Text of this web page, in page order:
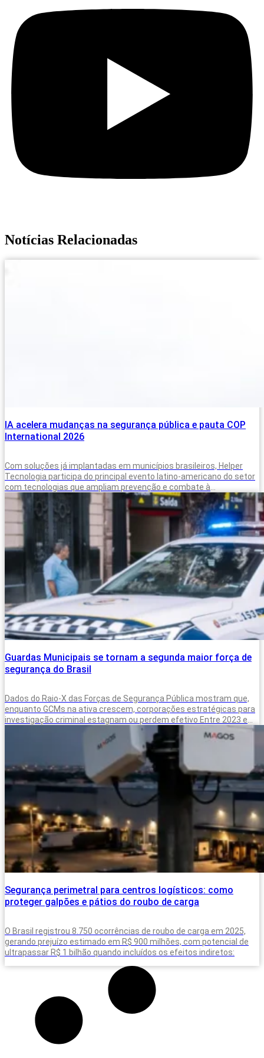
Notícias Relacionadas
IA acelera mudanças na segurança pública e pauta COP
International 2026
Com soluções já implantadas em municípios brasileiros, Helper
Tecnologia participa do principal evento latino-americano do setor
com tecnologias que ampliam prevenção e combate à
criminalidade A inteligência artificial deixou de
Guardas Municipais se tornam a segunda maior força de
segurança do Brasil
Dados do Raio-X das Forças de Segurança Pública mostram que,
enquanto GCMs na ativa crescem, corporações estratégicas para
investigação criminal estagnam ou perdem efetivo Entre 2023 e
Segurança perimetral para centros logísticos: como
proteger galpões e pátios do roubo de carga
O Brasil registrou 8.750 ocorrências de roubo de carga em 2025,
gerando prejuízo estimado em R$ 900 milhões, com potencial de
ultrapassar R$ 1 bilhão quando incluídos os efeitos indiretos: